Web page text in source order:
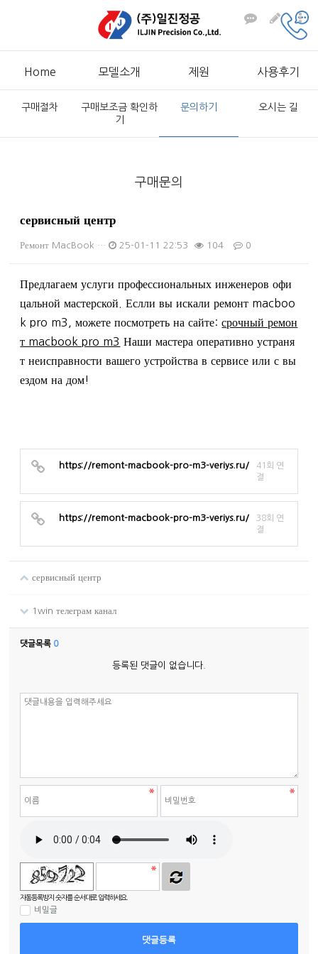
Home 모델소개 제원 사용후기
구매절차
구매보조금 확인하
기
문의하기 오시는 길
구매문의
сервисный центр
Ремонт MacBook … 25-01-11 22:53 104 0
본문
Предлагаем услуги профессиональных инженеров офи
цальной мастерской. Еслли вы искали ремонт macboo
k pro m3, можете посмотреть на сайте:срочный ремон
т macbook pro m3 Наши мастера оперативно устраня
т неисправности вашего устройства в сервисе или с вы
ездом на дом!
https://remont-macbook-pro-m3-veriys.ru/
41회 연
결
https://remont-macbook-pro-m3-veriys.ru/
38회 연
결
сервисный центр
1win телеграм канал
댓글목록 0
등록된 댓글이 없습니다.
자동등록방지 숫자를 순서대로 입력하세요.
비밀글
댓글등록